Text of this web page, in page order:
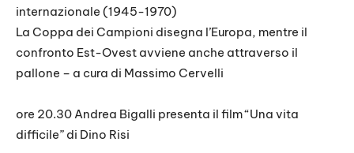
internazionale (1945-1970)
La Coppa dei Campioni disegna l’Europa, mentre il
confronto Est-Ovest avviene anche attraverso il
pallone – a cura di Massimo Cervelli
ore 20.30 Andrea Bigalli presenta il film “Una vita
difficile” di Dino Risi